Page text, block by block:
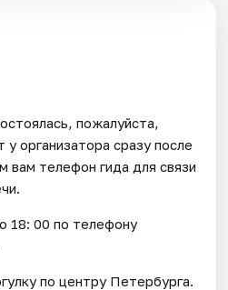
пожалуйста,
у организатора сразу после
вам телефон гида для связи
18: 00 по телефону
по центру Петербурга.